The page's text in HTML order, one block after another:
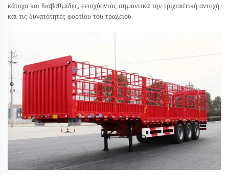
κάτοχα και διαβαθμίδες, ενισχύοντας σημαντικά την τριχιαστική αντοχή
και τις δυνατότητες φορτίου του τραλειού.